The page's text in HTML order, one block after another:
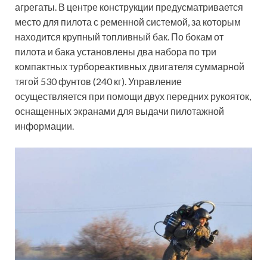
агрегаты. В центре конструкции предусматривается
место для пилота с ременной системой, за которым
находится крупный топливный бак. По бокам от
пилота и бака установлены два набора по три
компактных турбореактивных двигателя суммарной
тягой 530 фунтов (240 кг). Управление
осуществляется при помощи двух передних рукояток,
оснащенных экранами для выдачи пилотажной
информации.